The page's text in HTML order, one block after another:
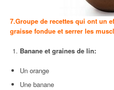
7.Groupe de recettes qui ont un
graisse fondue et serrer les
Banane et graines de lin:
Un orange
Une banane